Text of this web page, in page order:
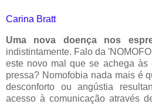
Carina Bratt
Uma nova doença nos
indistintamente. Falo da
este novo mal que se achega às
pressa? Nomofobia nada mais é
desconforto ou angústia
acesso à comunicação através